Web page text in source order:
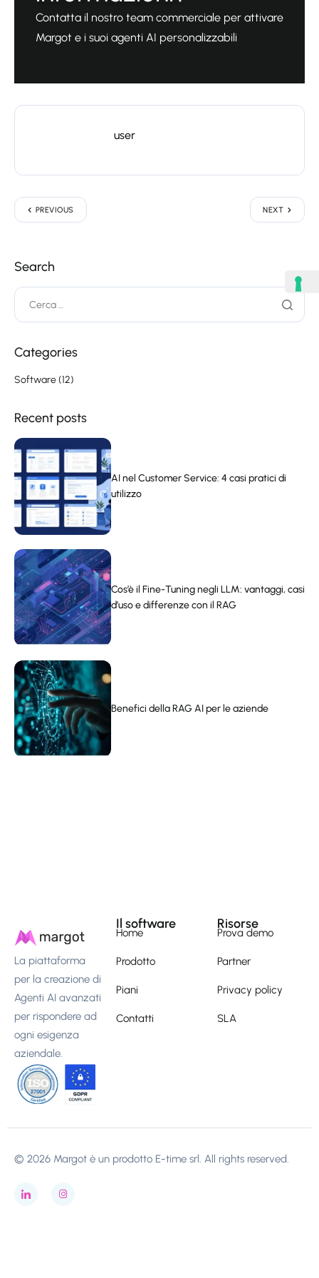
Contatta il nostro team commerciale per attivare
Margot e i suoi agenti AI personalizzabili
user
PREVIOUS NEXT
Search
Categories
Software(12)
Recent posts
AI nel Customer Service: 4 casi pratici di
utilizzo
Cos’è il Fine-Tuning negli LLM: vantaggi, casi
d’uso e differenze con il RAG
Benefici della RAG AI per le aziende
La piattaforma
per la creazione di
Agenti AI avanzati
per rispondere ad
ogni esigenza
aziendale.
Il software
Home
Prodotto
Piani
Contatti
Risorse
Prova demo
Partner
Privacy policy
SLA
© 2026 Margot è un prodotto E-time srl. All rights reserved.